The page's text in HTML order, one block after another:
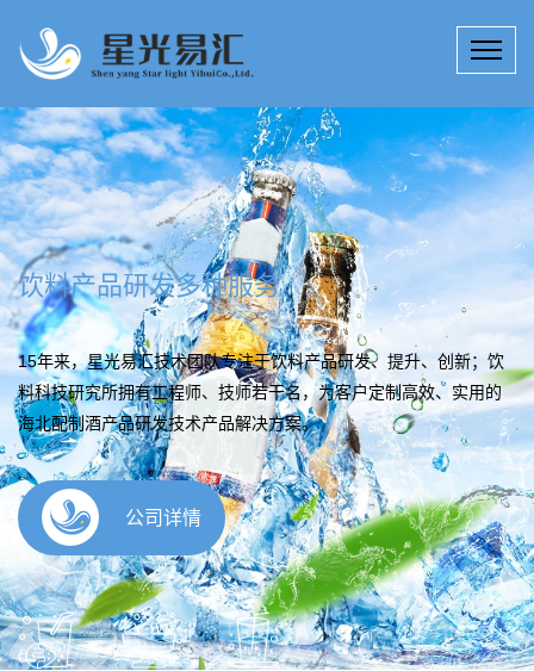
饮料产品研发多种服务
15年来，星光易汇技术团队专注于饮料产品研发、提升、创新；饮
料科技研究所拥有工程师、技师若干名，为客户定制高效、实用的
海北配制酒产品研发技术产品解决方案。
公司详情